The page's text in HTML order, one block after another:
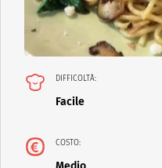
DIFFICOLTÀ:
Facile
COSTO: